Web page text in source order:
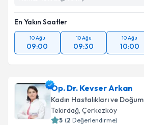
En Yakın Saatler
10 Ağu
09:00
10 Ağu
09:30
10 Ağu
10:00
Op. Dr. Kevser Arkan
Kadın Hastalıkları ve Doğum
Tekirdağ, Çerkezköy
5 (2 Değerlendirme)